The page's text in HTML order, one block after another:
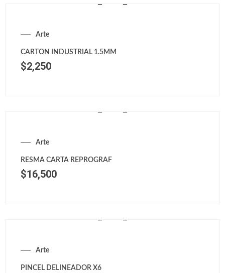
Arte
CARTON INDUSTRIAL 1.5MM
$2,250
Arte
RESMA CARTA REPROGRAF
$16,500
Arte
PINCEL DELINEADOR X6